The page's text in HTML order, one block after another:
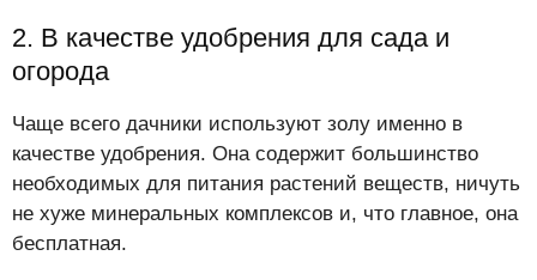
2. В качестве удобрения для сада и
огорода
Чаще всего дачники используют золу именно в
качестве удобрения. Она содержит большинство
необходимых для питания растений веществ, ничуть
не хуже минеральных комплексов и, что главное, она
бесплатная.